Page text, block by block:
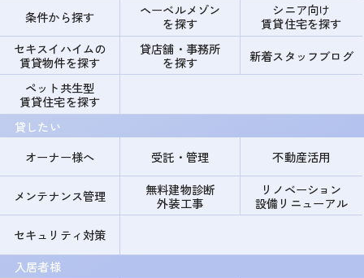
条件から探す
ヘーベルメゾン
を探す
シニア向け
賃貸住宅を探す
セキスイハイムの
賃貸物件を探す
貸店舗・事務所
を探す
新着スタッフブログ
ペット共生型
賃貸住宅を探す
貸したい
オーナー様へ
受託・管理 不動産活用
メンテナンス管理
無料建物診断
外装工事
リノベーション
設備リニューアル
セキュリティ対策
入居者様